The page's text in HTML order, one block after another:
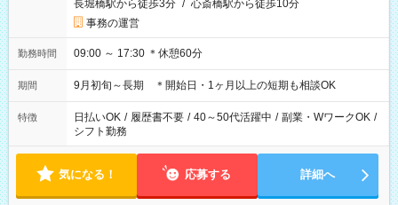
長堀橋駅から徒歩3分 / 心斎橋駅から徒歩10分
事務の運営
勤務時間 09:00 ～ 17:30 ＊休憩60分
期間 9月初旬～長期 ＊開始日・1ヶ月以上の短期も相談OK
特徴 日払いOK / 履歴書不要 / 40～50代活躍中 / 副業・WワークOK /
シフト勤務
気になる！ 応募する 詳細へ